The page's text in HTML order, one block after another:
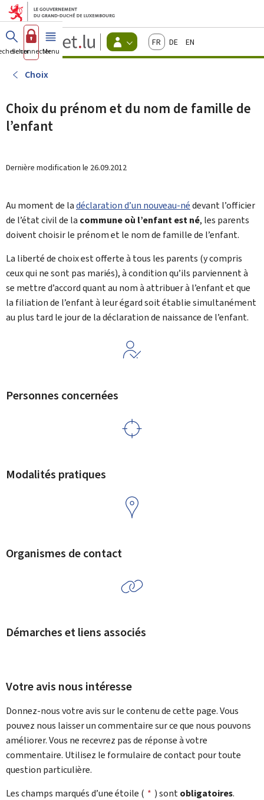
Aller au menu principal
Aller au contenu
Guichet.lu
Changer
d'espace
actif
FrançaisDeutschEnglish
Se connecterMenu principal
Choix
Choix du prénom et du nom de famille de
l’enfant
Dernière modification le 26.09.2012
Au moment de ladéclaration d’un nouveau-nédevant l’officier
de l’état civil de la commune où l’enfant est né, les parents
doivent choisir le prénom et le nom de famille de l’enfant.
La liberté de choix est offerte à tous les parents (y compris
ceux qui ne sont pas mariés), à condition qu’ils parviennent à
se mettre d’accord quant au nom à attribuer à l’enfant et que
la filiation de l’enfant à leur égard soit établie simultanément
au plus tard le jour de la déclaration de naissance de l’enfant.
Personnes concernées
Modalités pratiques
Organismes de contact
Démarches et liens associés
Votre avis nous intéresse
Donnez-nous votre avis sur le contenu de cette page. Vous
pouvez nous laisser un commentaire sur ce que nous pouvons
améliorer. Vous ne recevrez pas de réponse à votre
commentaire. Utilisez le formulaire de contact pour toute
question particulière.
Les champs marqués d’une étoile ( * ) sontobligatoires.